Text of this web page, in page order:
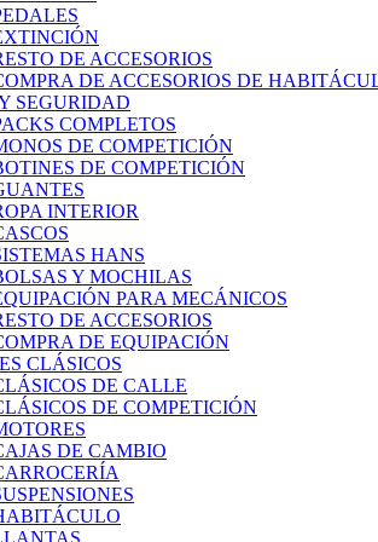
DE ACCESORIOS
DE ACCESORIOS DE
SEGURIDAD
COMPLETOS
DE COMPETICIÓN
DE COMPETICIÓN
INTERIOR
HANS
Y MOCHILAS
PARA MECÁNICOS
DE ACCESORIOS
DE EQUIPACIÓN
CLÁSICOS
DE CALLE
DE COMPETICIÓN
DE CAMBIO